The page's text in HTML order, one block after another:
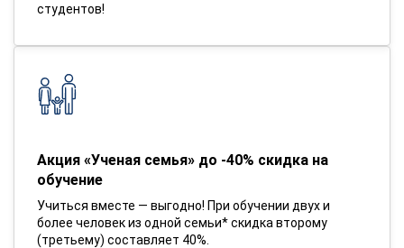
студентов!
Акция «Ученая семья» до -40% скидка на
обучение
Учиться вместе — выгодно! При обучении двух и
более человек из одной семьи* скидка второму
(третьему) составляет 40%.